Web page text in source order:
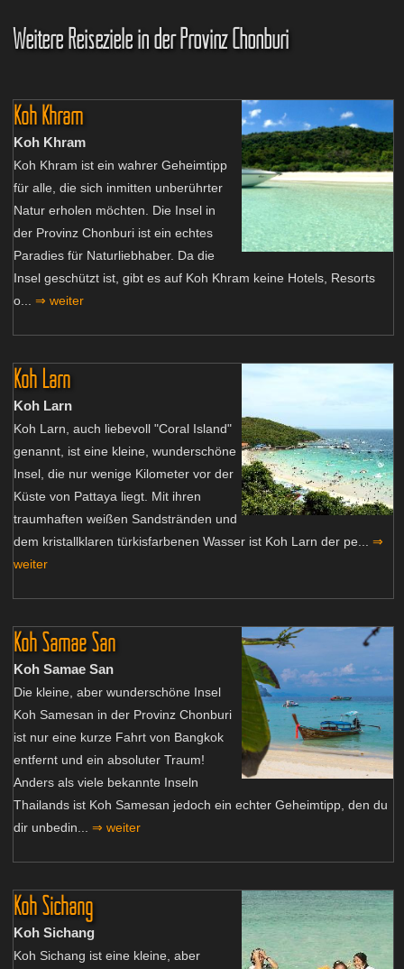
Weitere Reiseziele in der Provinz Chonburi
Koh Khram
Koh Khram
Koh Khram ist ein wahrer Geheimtipp
für alle, die sich inmitten unberührter
Natur erholen möchten. Die Insel in
der Provinz Chonburi ist ein echtes
Paradies für Naturliebhaber. Da die
Insel geschützt ist, gibt es auf Koh Khram keine Hotels, Resorts
o... ⇒ weiter
Koh Larn
Koh Larn
Koh Larn, auch liebevoll "Coral Island"
genannt, ist eine kleine, wunderschöne
Insel, die nur wenige Kilometer vor der
Küste von Pattaya liegt. Mit ihren
traumhaften weißen Sandstränden und
dem kristallklaren türkisfarbenen Wasser ist Koh Larn der pe... ⇒
weiter
Koh Samae San
Koh Samae San
Die kleine, aber wunderschöne Insel
Koh Samesan in der Provinz Chonburi
ist nur eine kurze Fahrt von Bangkok
entfernt und ein absoluter Traum!
Anders als viele bekannte Inseln
Thailands ist Koh Samesan jedoch ein echter Geheimtipp, den du
dir unbedin... ⇒ weiter
Koh Sichang
Koh Sichang
Koh Sichang ist eine kleine, aber